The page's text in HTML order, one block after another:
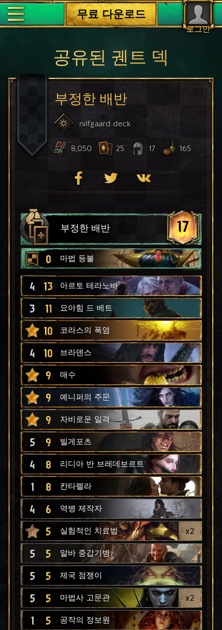
로그인
무료 다운로드
공유된 궨트 덱
부정한 배반
nilfgaard deck
8,050 25 17 165
부정한 배반 17
0 마법 등불
4 13 아르토 테라노바
3 11 요아힘 드 베트
10 코라스의 폭염
4 10 브라덴스
9 매수
9 예니퍼의 주문
9 자비로운 일격
5 9 빌게포츠
4 8 리디아 반 브레데보르트
1 8 칸타렐라
4 6 역병 제작자
5 실험적인 치료법 x2
5 5 알바 중갑기병
5 5 제국 점쟁이
5 5 마법사 고문관 x2
1 5 공작의 정보원